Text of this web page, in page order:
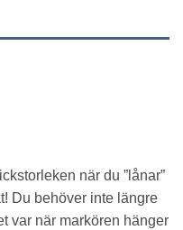
när du ”lånar”
Du behöver inte längre
var när markören hänger